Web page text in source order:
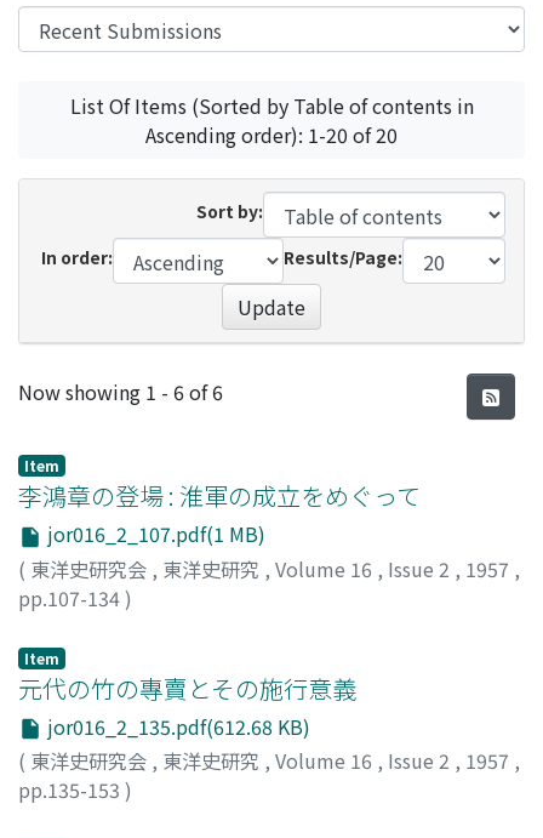
List Of Items (Sorted by Table of contents in
Ascending order): 1-20 of 20
Sort by:
In order:
Results/Page:
Update
Recent Submissions
Now showing 1 - 6 of 6
Item
李鴻章の登場 : 淮軍の成立をめぐって
jor016_2_107.pdf(1 MB)
( 東洋史研究会 , 東洋史研究 , Volume 16 , Issue 2 , 1957 ,
pp.107-134)
Item
元代の竹の專賣とその施行意義
jor016_2_135.pdf(612.68 KB)
( 東洋史研究会 , 東洋史研究 , Volume 16 , Issue 2 , 1957 ,
pp.135-153 )